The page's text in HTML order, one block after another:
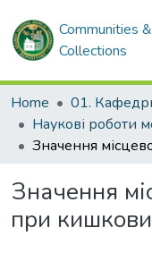
Communities &
Collections
Home 01.
Значення
при